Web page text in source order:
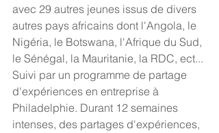
avec 29 autres jeunes issus de divers
autres pays africains dont l'Angola, le
Nigéria, le Botswana, l'Afrique du Sud,
le Sénégal, la Mauritanie, la RDC, ect...
Suivi par un programme de partage
d'expériences en entreprise à
Philadelphie. Durant 12 semaines
intenses, des partages d'expériences,